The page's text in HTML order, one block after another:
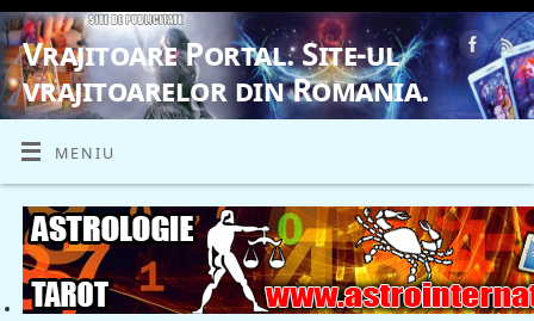
Vrajitoare Portal. Site-ul
vrajitoarelor din Romania.
VRAJITOARE, VRAJITOARELE, VRAJITOARE
MENIU